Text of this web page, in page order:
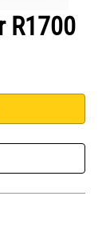
R1700